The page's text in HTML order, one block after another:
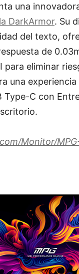
una
DarkArmor. Su
del texto,
de
para eliminar
una
C con
Monitor/